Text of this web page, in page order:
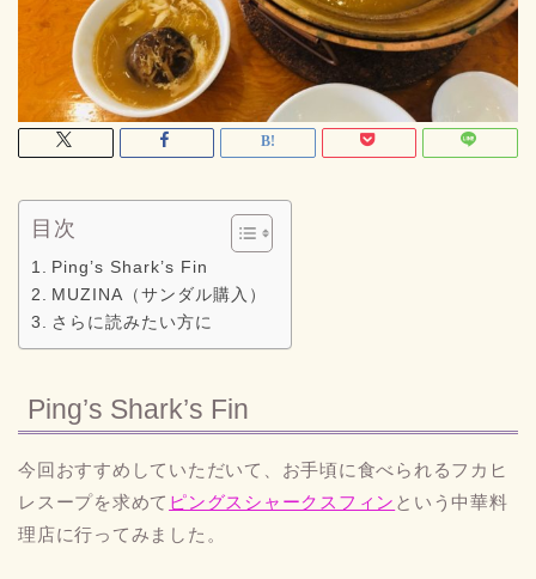
目次
Ping’s Shark’s Fin
MUZINA（サンダル購入）
さらに読みたい方に
Ping’s Shark’s Fin
今回おすすめしていただいて、お手頃に食べられるフカヒ
レスープを求めて ピングスシャークスフィン という中華料
理店に行ってみました。